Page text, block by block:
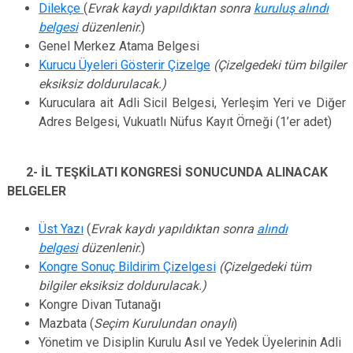
Dilekçe (Evrak kaydı yapıldıktan sonra kuruluş alındı
belgesidüzenlenir.)
Genel Merkez Atama Belgesi
Kurucu Üyeleri Gösterir Çizelge (Çizelgedeki tüm bilgiler
eksiksiz doldurulacak.)
Kuruculara ait Adli Sicil Belgesi, Yerleşim Yeri ve Diğer
Adres Belgesi, Vukuatlı Nüfus Kayıt Örneği (1’er adet)
2- İL TEŞKİLATI KONGRESİ SONUCUNDA ALINACAK
BELGELER
Üst Yazı (Evrak kaydı yapıldıktan sonra alındı
belgesidüzenlenir.)
Kongre Sonuç Bildirim Çizelgesi (Çizelgedeki tüm
bilgiler eksiksiz doldurulacak.)
Kongre Divan Tutanağı
Mazbata (Seçim Kurulundan onaylı)
Yönetim ve Disiplin Kurulu Asıl ve Yedek Üyelerinin Adli